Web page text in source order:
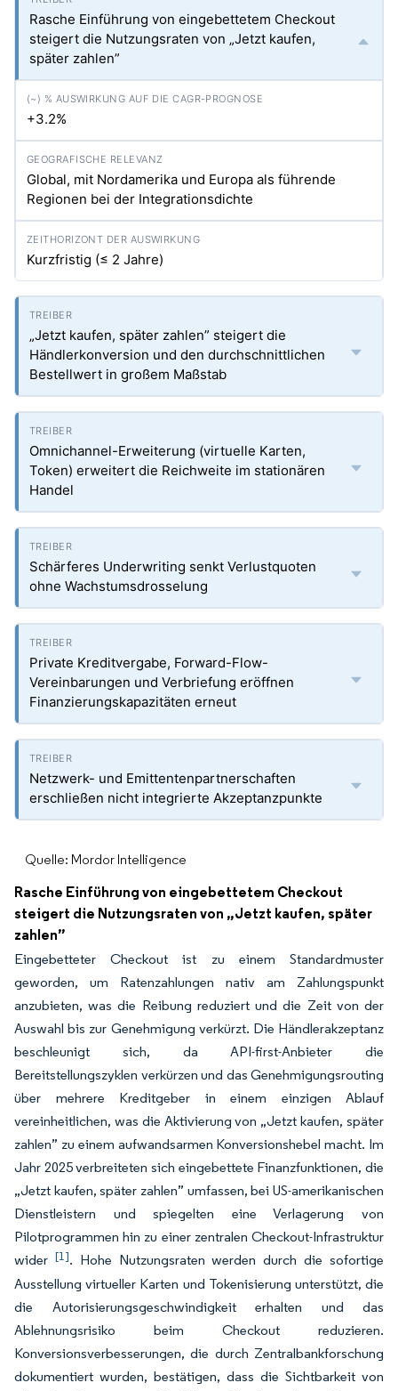
Rasche Einführung von eingebettetem Checkout
steigert die Nutzungsraten von „Jetzt kaufen,
später zahlen”
+3.2%
Global, mit Nordamerika und Europa als führende
Regionen bei der Integrationsdichte
Kurzfristig (≤ 2 Jahre)
„Jetzt kaufen, später zahlen” steigert die
Händlerkonversion und den durchschnittlichen
Bestellwert in großem Maßstab
Omnichannel-Erweiterung (virtuelle Karten,
Token) erweitert die Reichweite im stationären
Handel
Schärferes Underwriting senkt Verlustquoten
ohne Wachstumsdrosselung
Private Kreditvergabe, Forward-Flow-
Vereinbarungen und Verbriefung eröffnen
Finanzierungskapazitäten erneut
Netzwerk- und Emittentenpartnerschaften
erschließen nicht integrierte Akzeptanzpunkte
Quelle: Mordor Intelligence
Rasche Einführung von eingebettetem Checkout
steigert die Nutzungsraten von „Jetzt kaufen, später
zahlen”
Eingebetteter Checkout ist zu einem Standardmuster
geworden, um Ratenzahlungen nativ am Zahlungspunkt
anzubieten, was die Reibung reduziert und die Zeit von der
Auswahl bis zur Genehmigung verkürzt. Die Händlerakzeptanz
beschleunigt sich, da API-first-Anbieter die
Bereitstellungszyklen verkürzen und das Genehmigungsrouting
über mehrere Kreditgeber in einem einzigen Ablauf
vereinheitlichen, was die Aktivierung von „Jetzt kaufen, später
zahlen” zu einem aufwandsarmen Konversionshebel macht. Im
Jahr 2025 verbreiteten sich eingebettete Finanzfunktionen, die
„Jetzt kaufen, später zahlen” umfassen, bei US-amerikanischen
Dienstleistern und spiegelten eine Verlagerung von
Pilotprogrammen hin zu einer zentralen Checkout-Infrastruktur
wider [1]. Hohe Nutzungsraten werden durch die sofortige
Ausstellung virtueller Karten und Tokenisierung unterstützt, die
die Autorisierungsgeschwindigkeit erhalten und das
Ablehnungsrisiko beim Checkout reduzieren.
Konversionsverbesserungen, die durch Zentralbankforschung
dokumentiert wurden, bestätigen, dass die Sichtbarkeit von